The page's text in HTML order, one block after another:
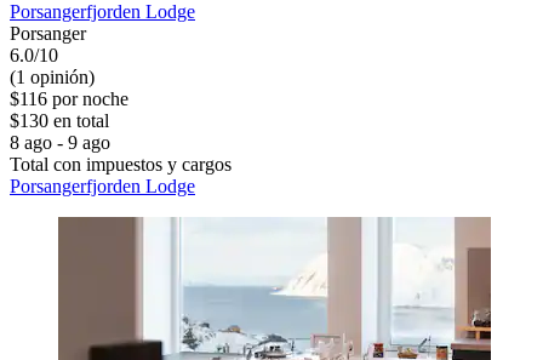
Porsangerfjorden Lodge
Porsanger
6.0/10
(1 opinión)
$116 por noche
$130 en total
8 ago - 9 ago
Total con impuestos y cargos
Porsangerfjorden Lodge